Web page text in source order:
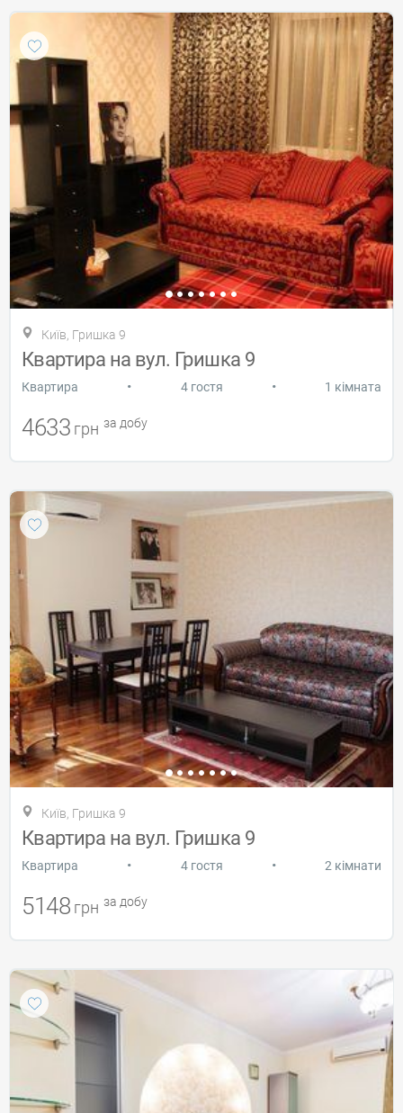
Київ, Гришка 9
Квартира на вул. Гришка 9
Квартира • 4 гостя • 1 кімната
4633 грн за добу
Київ, Гришка 9
Квартира на вул. Гришка 9
Квартира • 4 гостя • 2 кімнати
5148 грн за добу